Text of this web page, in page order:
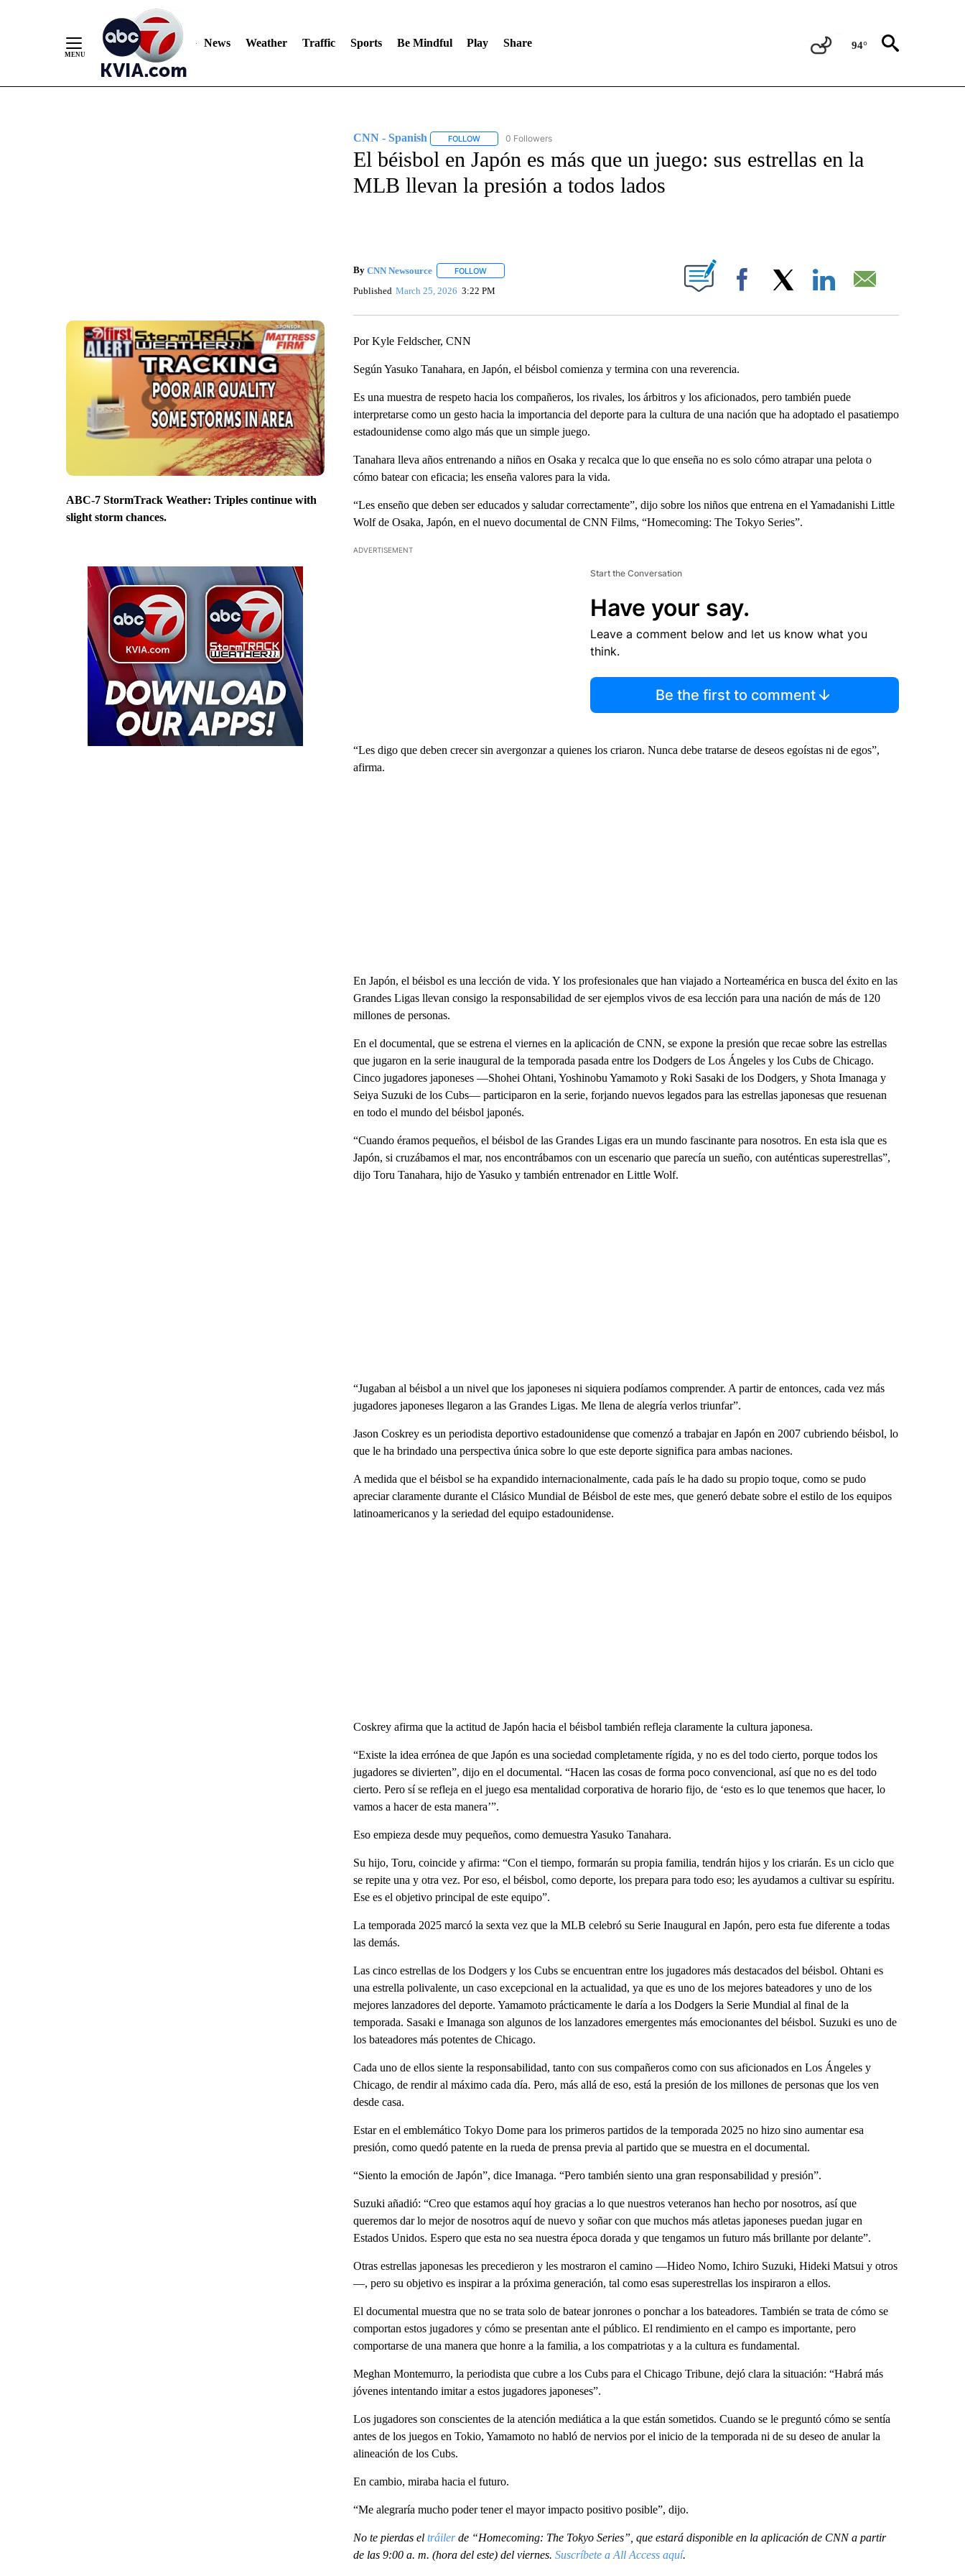
News Weather Traffic Sports Be Mindful Play Share 94°
ABC-7 StormTrack Weather: Triples continue with
slight storm chances.
CNN - Spanish FOLLOWFOLLOW "CNN - SPANISH" TO RECEIVE NOTIFICATIONS ABOUT NEW PAGES ON "CNN - SPANISH".
0 Followers
El béisbol en Japón es más que un juego: sus estrellas en la
MLB llevan la presión a todos lados
By CNN Newsource FOLLOWFOLLOW "" TO RECEIVE NOTIFICATIONS ABOUT NEW PAGES ON "".
Published March 25, 2026 3:22 PM Facebook
Por Kyle Feldscher, CNN
Según Yasuko Tanahara, en Japón, el béisbol comienza y termina con una reverencia.
Es una muestra de respeto hacia los compañeros, los rivales, los árbitros y los aficionados, pero también puede
interpretarse como un gesto hacia la importancia del deporte para la cultura de una nación que ha adoptado el pasatiempo
estadounidense como algo más que un simple juego.
Tanahara lleva años entrenando a niños en Osaka y recalca que lo que enseña no es solo cómo atrapar una pelota o
cómo batear con eficacia; les enseña valores para la vida.
“Les enseño que deben ser educados y saludar correctamente”, dijo sobre los niños que entrena en el Yamadanishi Little
Wolf de Osaka, Japón, en el nuevo documental de CNN Films, “Homecoming: The Tokyo Series”.
ADVERTISEMENT
Start the Conversation
Have your say.
Leave a comment below and let us know what you
think.
Be the first to comment
“Les digo que deben crecer sin avergonzar a quienes los criaron. Nunca debe tratarse de deseos egoístas ni de egos”,
afirma.
En Japón, el béisbol es una lección de vida. Y los profesionales que han viajado a Norteamérica en busca del éxito en las
Grandes Ligas llevan consigo la responsabilidad de ser ejemplos vivos de esa lección para una nación de más de 120
millones de personas.
En el documental, que se estrena el viernes en la aplicación de CNN, se expone la presión que recae sobre las estrellas
que jugaron en la serie inaugural de la temporada pasada entre los Dodgers de Los Ángeles y los Cubs de Chicago.
Cinco jugadores japoneses —Shohei Ohtani, Yoshinobu Yamamoto y Roki Sasaki de los Dodgers, y Shota Imanaga y
Seiya Suzuki de los Cubs— participaron en la serie, forjando nuevos legados para las estrellas japonesas que resuenan
en todo el mundo del béisbol japonés.
“Cuando éramos pequeños, el béisbol de las Grandes Ligas era un mundo fascinante para nosotros. En esta isla que es
Japón, si cruzábamos el mar, nos encontrábamos con un escenario que parecía un sueño, con auténticas superestrellas”,
dijo Toru Tanahara, hijo de Yasuko y también entrenador en Little Wolf.
“Jugaban al béisbol a un nivel que los japoneses ni siquiera podíamos comprender. A partir de entonces, cada vez más
jugadores japoneses llegaron a las Grandes Ligas. Me llena de alegría verlos triunfar”.
Jason Coskrey es un periodista deportivo estadounidense que comenzó a trabajar en Japón en 2007 cubriendo béisbol, lo
que le ha brindado una perspectiva única sobre lo que este deporte significa para ambas naciones.
A medida que el béisbol se ha expandido internacionalmente, cada país le ha dado su propio toque, como se pudo
apreciar claramente durante el Clásico Mundial de Béisbol de este mes, que generó debate sobre el estilo de los equipos
latinoamericanos y la seriedad del equipo estadounidense.
Coskrey afirma que la actitud de Japón hacia el béisbol también refleja claramente la cultura japonesa.
“Existe la idea errónea de que Japón es una sociedad completamente rígida, y no es del todo cierto, porque todos los
jugadores se divierten”, dijo en el documental. “Hacen las cosas de forma poco convencional, así que no es del todo
cierto. Pero sí se refleja en el juego esa mentalidad corporativa de horario fijo, de ‘esto es lo que tenemos que hacer, lo
vamos a hacer de esta manera’”.
Eso empieza desde muy pequeños, como demuestra Yasuko Tanahara.
Su hijo, Toru, coincide y afirma: “Con el tiempo, formarán su propia familia, tendrán hijos y los criarán. Es un ciclo que
se repite una y otra vez. Por eso, el béisbol, como deporte, los prepara para todo eso; les ayudamos a cultivar su espíritu.
Ese es el objetivo principal de este equipo”.
La temporada 2025 marcó la sexta vez que la MLB celebró su Serie Inaugural en Japón, pero esta fue diferente a todas
las demás.
Las cinco estrellas de los Dodgers y los Cubs se encuentran entre los jugadores más destacados del béisbol. Ohtani es
una estrella polivalente, un caso excepcional en la actualidad, ya que es uno de los mejores bateadores y uno de los
mejores lanzadores del deporte. Yamamoto prácticamente le daría a los Dodgers la Serie Mundial al final de la
temporada. Sasaki e Imanaga son algunos de los lanzadores emergentes más emocionantes del béisbol. Suzuki es uno de
los bateadores más potentes de Chicago.
Cada uno de ellos siente la responsabilidad, tanto con sus compañeros como con sus aficionados en Los Ángeles y
Chicago, de rendir al máximo cada día. Pero, más allá de eso, está la presión de los millones de personas que los ven
desde casa.
Estar en el emblemático Tokyo Dome para los primeros partidos de la temporada 2025 no hizo sino aumentar esa
presión, como quedó patente en la rueda de prensa previa al partido que se muestra en el documental.
“Siento la emoción de Japón”, dice Imanaga. “Pero también siento una gran responsabilidad y presión”.
Suzuki añadió: “Creo que estamos aquí hoy gracias a lo que nuestros veteranos han hecho por nosotros, así que
queremos dar lo mejor de nosotros aquí de nuevo y soñar con que muchos más atletas japoneses puedan jugar en
Estados Unidos. Espero que esta no sea nuestra época dorada y que tengamos un futuro más brillante por delante”.
Otras estrellas japonesas les precedieron y les mostraron el camino —Hideo Nomo, Ichiro Suzuki, Hideki Matsui y otros
—, pero su objetivo es inspirar a la próxima generación, tal como esas superestrellas los inspiraron a ellos.
El documental muestra que no se trata solo de batear jonrones o ponchar a los bateadores. También se trata de cómo se
comportan estos jugadores y cómo se presentan ante el público. El rendimiento en el campo es importante, pero
comportarse de una manera que honre a la familia, a los compatriotas y a la cultura es fundamental.
Meghan Montemurro, la periodista que cubre a los Cubs para el Chicago Tribune, dejó clara la situación: “Habrá más
jóvenes intentando imitar a estos jugadores japoneses”.
Los jugadores son conscientes de la atención mediática a la que están sometidos. Cuando se le preguntó cómo se sentía
antes de los juegos en Tokio, Yamamoto no habló de nervios por el inicio de la temporada ni de su deseo de anular la
alineación de los Cubs.
En cambio, miraba hacia el futuro.
“Me alegraría mucho poder tener el mayor impacto positivo posible”, dijo.
No te pierdas el tráilerde “Homecoming: The Tokyo Series”, que estará disponible en la aplicación de CNN a partir
de las 9:00 a. m. (hora del este) del viernes. Suscríbete a All Access aquí.